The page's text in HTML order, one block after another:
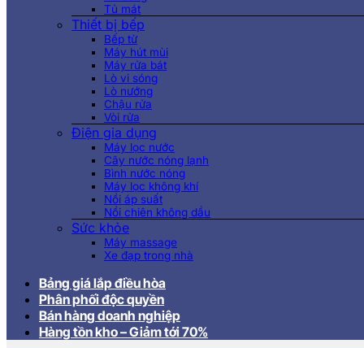
Tủ mát
Thiết bị bếp
Bếp từ
Máy hút mùi
Máy rửa bát
Lò vi sóng
Lò nướng
Chậu rửa
Vòi rửa
Điện gia dụng
Máy lọc nước
Cây nước nóng lạnh
Bình nước nóng
Máy lọc không khí
Nồi áp suất
Nồi chiên không dầu
Sức khỏe
Máy massage
Xe đạp trong nhà
Bảng giá lắp điều hòa
Phân phối độc quyền
Bán hàng doanh nghiệp
Hàng tồn kho – Giảm tới 70%